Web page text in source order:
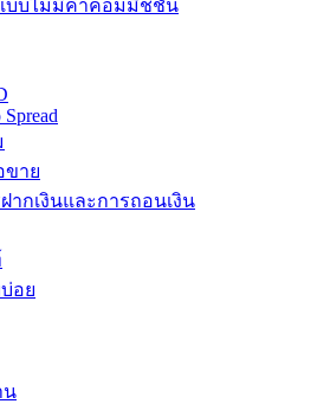
บบไม่มีค่าคอมมิชชั่น
ขาย
ากเงินและการถอนเงิน
อย
น